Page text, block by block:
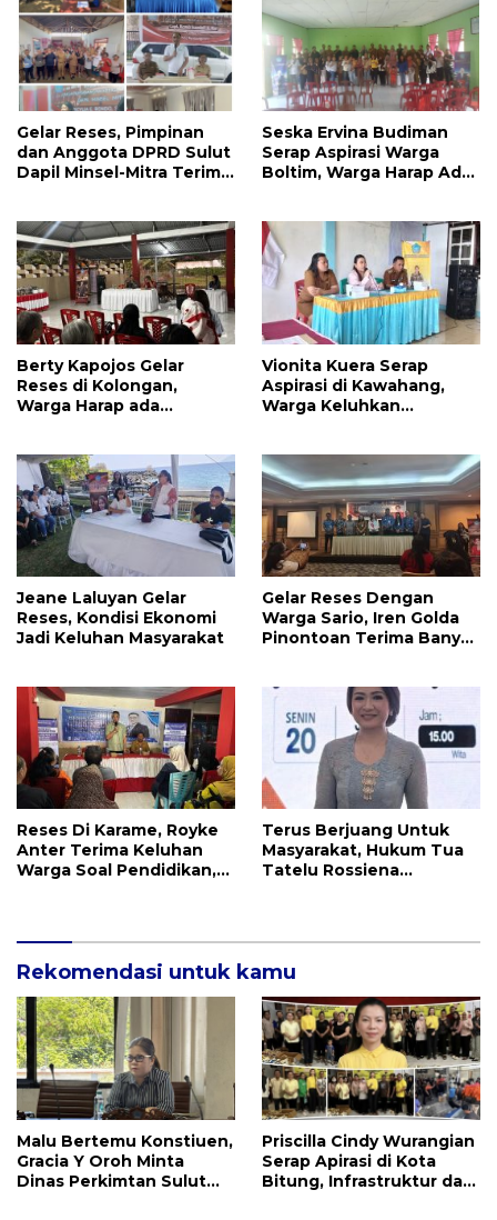
Gelar Reses, Pimpinan
dan Anggota DPRD Sulut
Dapil Minsel-Mitra Terima
Seska Ervina Budiman
Serap Aspirasi Warga
Boltim, Warga Harap Ada
Berty Kapojos Gelar
Reses di Kolongan,
Warga Harap ada
Vionita Kuera Serap
Aspirasi di Kawahang,
Warga Keluhkan
Jeane Laluyan Gelar
Reses, Kondisi Ekonomi
Jadi Keluhan Masyarakat
Gelar Reses Dengan
Warga Sario, Iren Golda
Pinontoan Terima Banyak
Reses Di Karame, Royke
Anter Terima Keluhan
Warga Soal Pendidikan,
Terus Berjuang Untuk
Masyarakat, Hukum Tua
Tatelu Rossiena
Rekomendasi untuk kamu
Malu Bertemu Konstiuen,
Gracia Y Oroh Minta
Dinas Perkimtan Sulut
Priscilla Cindy Wurangian
Serap Apirasi di Kota
Bitung, Infrastruktur dan